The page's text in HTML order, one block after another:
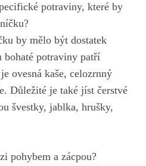
potraviny, které by
by mělo být dostatek
potraviny patří
ovesná kaše, celozrnný
Důležité je také jíst čerstvé
švestky, jablka, hrušky,
pohybem a zácpou?